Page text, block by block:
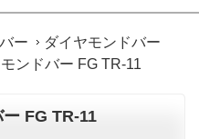
ー
ダイヤモンドバー
ンドバー FG TR-11
FG TR-11